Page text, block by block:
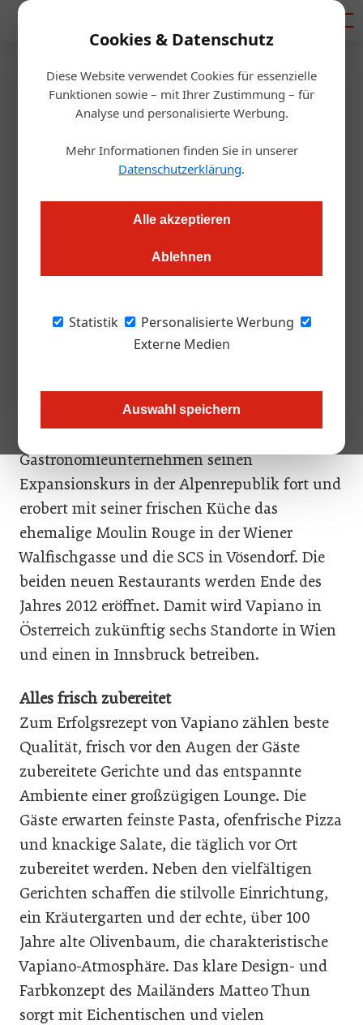
Cookies & Datenschutz
Diese Website verwendet Cookies für essenzielle
Funktionen sowie – mit Ihrer Zustimmung – für
Analyse und personalisierte Werbung.
Mehr Informationen finden Sie in unserer
Datenschutzerklärung.
Alle akzeptieren
Ablehnen
Statistik
Personalisierte Werbung
Externe Medien
Auswahl speichern
Startseite/Gastro & Hotel
Vapiano expandiert mit zwei
neuen Standorten
Wien. Das mediterran geprägte Gastronomieunternehmen
Vapiano setzt seinen Expansionskurs in der Alpenrepublik fort
Innenstadt, das andere in der SCS in Vösendorf.
in Wien Mariahilf das erste Vapiano auf
österreichischem Boden. Nun setzt das
Gastronomieunternehmen seinen
Expansionskurs in der Alpenrepublik fort und
erobert mit seiner frischen Küche das
ehemalige Moulin Rouge in der Wiener
Walfischgasse und die SCS in Vösendorf. Die
beiden neuen Restaurants werden Ende des
Jahres 2012 eröffnet. Damit wird Vapiano in
Österreich zukünftig sechs Standorte in Wien
und einen in Innsbruck betreiben.
Alles frisch zubereitet
Zum Erfolgsrezept von Vapiano zählen beste
Qualität, frisch vor den Augen der Gäste
zubereitete Gerichte und das entspannte
Ambiente einer großzügigen Lounge. Die
Gäste erwarten feinste Pasta, ofenfrische Pizza
und knackige Salate, die täglich vor Ort
zubereitet werden. Neben den vielfältigen
Gerichten schaffen die stilvolle Einrichtung,
ein Kräutergarten und der echte, über 100
Jahre alte Olivenbaum, die charakteristische
Vapiano-Atmosphäre. Das klare Design- und
Farbkonzept des Mailänders Matteo Thun
sorgt mit Eichentischen und vielen